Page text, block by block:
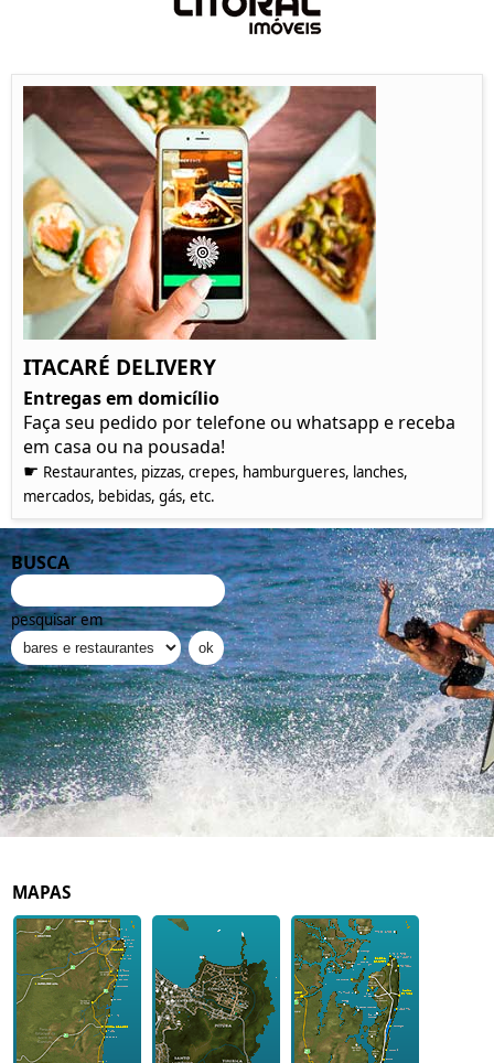
ITACARÉ DELIVERY
Entregas em domicílio
Faça seu pedido por telefone ou whatsapp e receba
em casa ou na pousada!
☛ Restaurantes, pizzas, crepes, hamburgueres, lanches,
mercados, bebidas, gás, etc.
BUSCA
pesquisar em
MAPAS